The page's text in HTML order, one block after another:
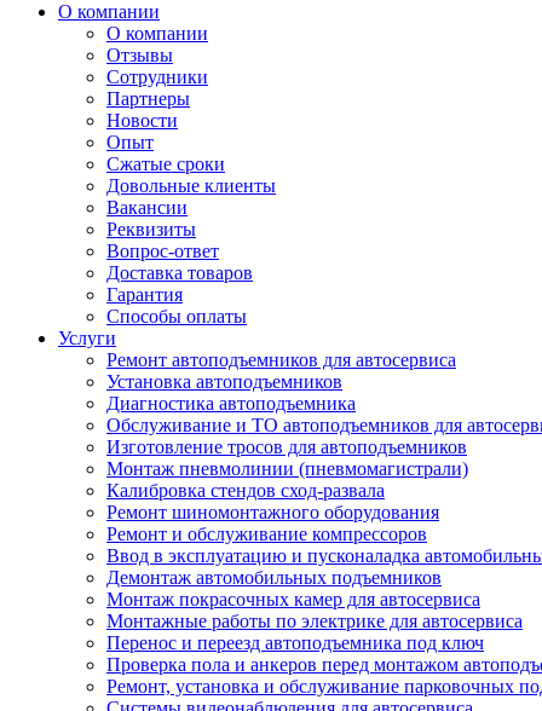
О компании
О компании
Отзывы
Сотрудники
Партнеры
Новости
Опыт
Сжатые сроки
Довольные клиенты
Вакансии
Реквизиты
Вопрос-ответ
Доставка товаров
Гарантия
Способы оплаты
Услуги
Ремонт автоподъемников для автосервиса
Установка автоподъемников
Диагностика автоподъемника
Обслуживание и ТО автоподъемников для
Изготовление тросов для автоподъемников
Монтаж пневмолинии (пневмомагистрали)
Калибровка стендов сход-развала
Ремонт шиномонтажного оборудования
Ремонт и обслуживание компрессоров
Ввод в эксплуатацию и пусконаладка
Демонтаж автомобильных подъемников
Монтаж покрасочных камер для автосервиса
Монтажные работы по электрике для автосервиса
Перенос и переезд автоподъемника под ключ
Проверка пола и анкеров перед монтажом
Ремонт, установка и обслуживание парковочных